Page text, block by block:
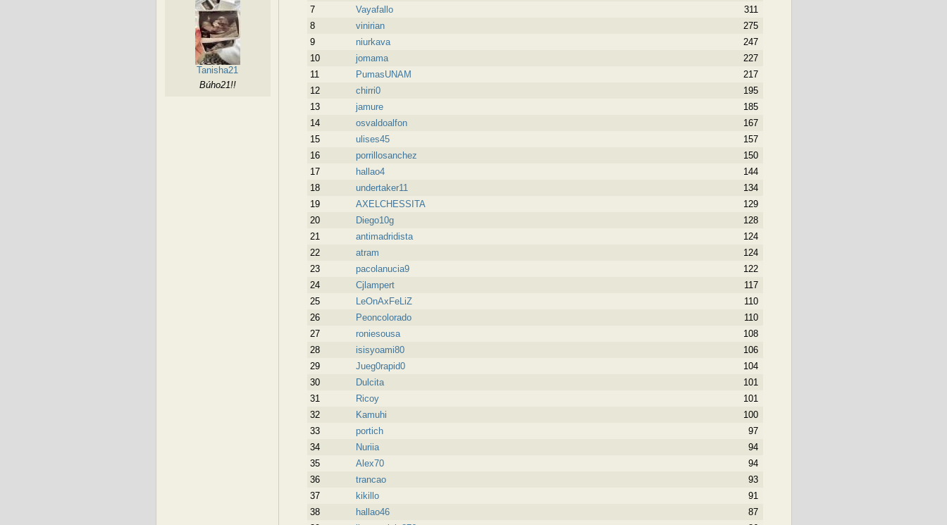
Tanisha21
Búho21!!
7
Vayafallo
311
8
vinirian
275
9
niurkava
247
10
jomama
227
11
PumasUNAM
217
12
chirri0
195
13
jamure
185
14
osvaldoalfon
167
15
ulises45
157
16
porrillosanchez
150
17
hallao4
144
18
undertaker11
134
19
AXELCHESSITA
129
20
Diego10g
128
21
antimadridista
124
22
atram
124
23
pacolanucia9
122
24
Cjlampert
117
25
LeOnAxFeLiZ
110
26
Peoncolorado
110
27
roniesousa
108
28
isisyoami80
106
29
Jueg0rapid0
104
30
Dulcita
101
31
Ricoy
101
32
Kamuhi
100
33
portich
97
34
Nuriia
94
35
Alex70
94
36
trancao
93
37
kikillo
91
38
hallao46
87